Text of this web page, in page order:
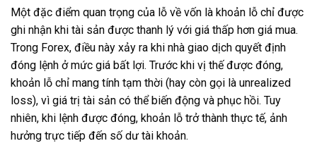
Một đặc điểm quan trọng của lỗ về vốn là khoản lỗ chỉ được
ghi nhận khi tài sản được thanh lý với giá thấp hơn giá mua.
Trong Forex, điều này xảy ra khi nhà giao dịch quyết định
đóng lệnh ở mức giá bất lợi. Trước khi vị thế được đóng,
khoản lỗ chỉ mang tính tạm thời (hay còn gọi là unrealized
loss), vì giá trị tài sản có thể biến động và phục hồi. Tuy
nhiên, khi lệnh được đóng, khoản lỗ trở thành thực tế, ảnh
hưởng trực tiếp đến số dư tài khoản.